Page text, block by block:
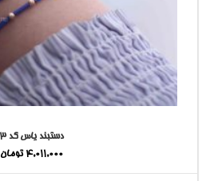
دستبند یاس کد ۳
4,011,000 تومان